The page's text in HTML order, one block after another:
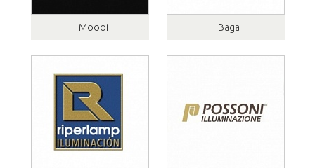
Moooi Baga